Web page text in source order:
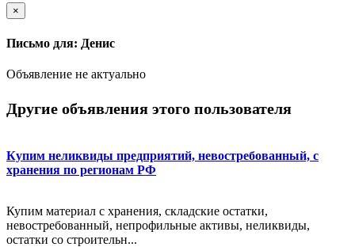
×
Письмо для: Денис
Объявление не актуально
Другие объявления этого пользователя
Купим неликвиды предприятий, невостребованный, с
хранения по регионам РФ
Купим материал с хранения, складские остатки,
невостребованный, непрофильные активы, неликвиды,
остатки со строительн...